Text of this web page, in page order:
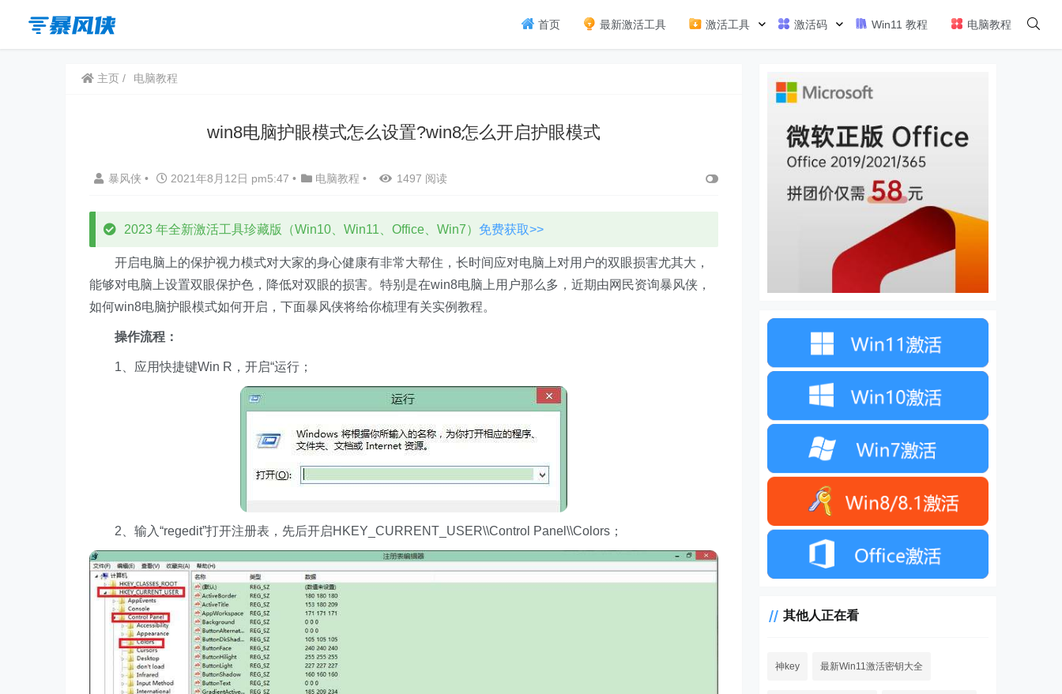
首页 最新激活工具 激活工具 激活码 Win11 教程 电脑教程
主页 电脑教程
win8电脑护眼模式怎么设置?win8怎么开启护眼模式
暴风侠 • 2021年8月12日 pm5:47 • 电脑教程 • 1497 阅读
2023 年全新激活工具珍藏版（Win10、Win11、Office、Win7） 免费获取>>
开启电脑上的保护视力模式对大家的身心健康有非常大帮住，长时间应对电脑上对用户的双眼损害尤其大，
能够对电脑上设置双眼保护色，降低对双眼的损害。特别是在win8电脑上用户那么多，近期由网民资询暴风侠，
如何win8电脑护眼模式如何开启，下面暴风侠将给你梳理有关实例教程。
操作流程：
1、应用快捷键Win R，开启“运行；
2、输入“regedit”打开注册表，先后开启HKEY_CURRENT_USER\\Control Panel\\Colors；
其他人正在看
神key 最新Win11激活密钥大全